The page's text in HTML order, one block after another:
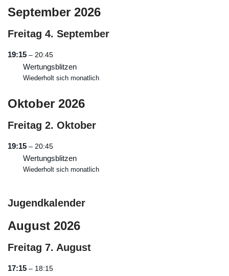
September 2026
Freitag 4. September
19:15 – 20:45
Wertungsblitzen
Wiederholt sich monatlich
Oktober 2026
Freitag 2. Oktober
19:15 – 20:45
Wertungsblitzen
Wiederholt sich monatlich
Jugendkalender
August 2026
Freitag 7. August
17:15 – 18:15